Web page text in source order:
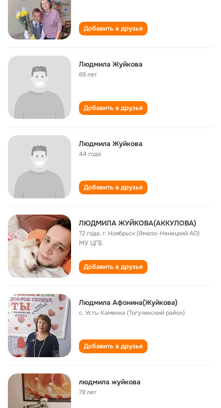
Добавить в друзья
Людмила Жуйкова
69 лет
Добавить в друзья
Людмила Жуйкова
44 года
Добавить в друзья
ЛЮДМИЛА ЖУЙКОВА(АККУЛОВА)
72 года,г. Ноябрьск (Ямало-Ненецкий АО)
МУ ЦГБ
Добавить в друзья
Людмила Афонина(Жуйкова)
с. Усть-Каменка (Тогучинский район)
Добавить в друзья
людмила жуйкова
78 лет